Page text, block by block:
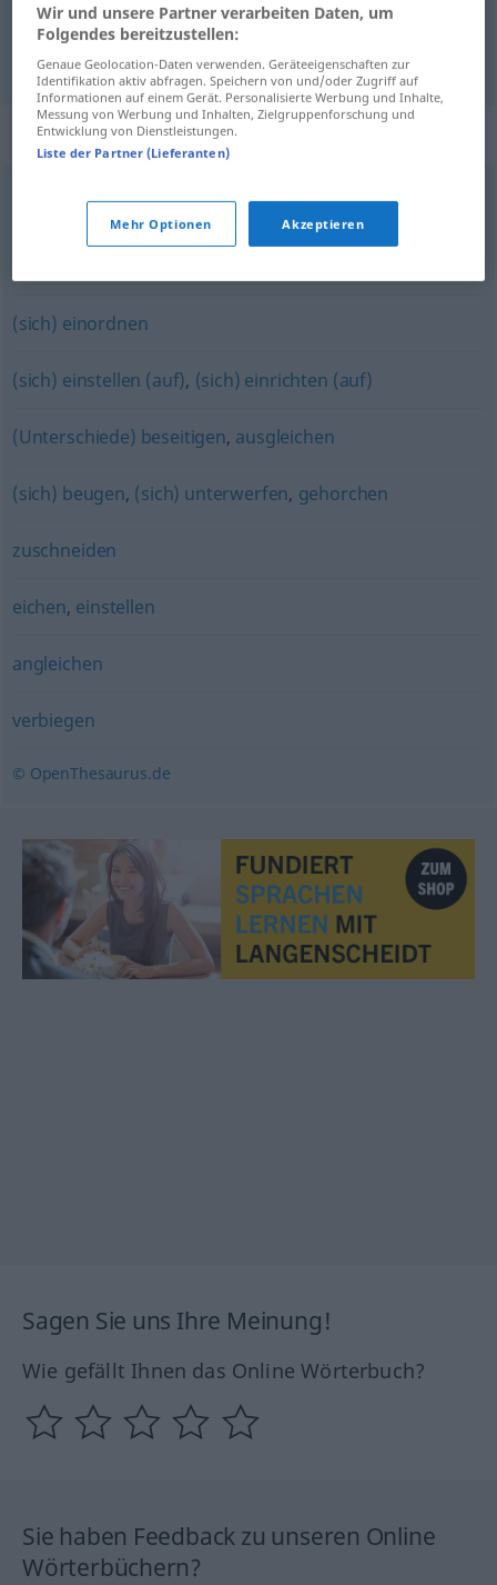
odmerať anpassenKleidung
Synonyme für "anpassen"
(sich) gewöhnen,(sich) einleben
(sich) einordnen
(sich) einstellen (auf), (sich) einrichten (auf)
(Unterschiede) beseitigen, ausgleichen
(sich) beugen, (sich) unterwerfen, gehorchen
zuschneiden
eichen, einstellen
angleichen
verbiegen
© OpenThesaurus.de
Sagen Sie uns Ihre Meinung!
Wie gefällt Ihnen das Online Wörterbuch?
Sie haben Feedback zu unseren Online
Wörterbüchern?
Wir und unsere Partner verarbeiten Daten, um
Folgendes bereitzustellen:
Genaue Geolocation-Daten verwenden. Geräteeigenschaften zur
Identifikation aktiv abfragen. Speichern von und/oder Zugriff auf
Informationen auf einem Gerät. Personalisierte Werbung und Inhalte,
Messung von Werbung und Inhalten, Zielgruppenforschung und
Entwicklung von Dienstleistungen.
Liste der Partner (Lieferanten)
Mehr Optionen Akzeptieren